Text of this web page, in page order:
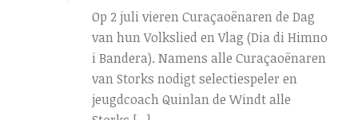
Op 2 juli vieren Curaçaoënaren de Dag
van hun Volkslied en Vlag (Dia di Himno
i Bandera). Namens alle Curaçaoënaren
van Storks nodigt selectiespeler en
jeugdcoach Quinlan de Windt alle